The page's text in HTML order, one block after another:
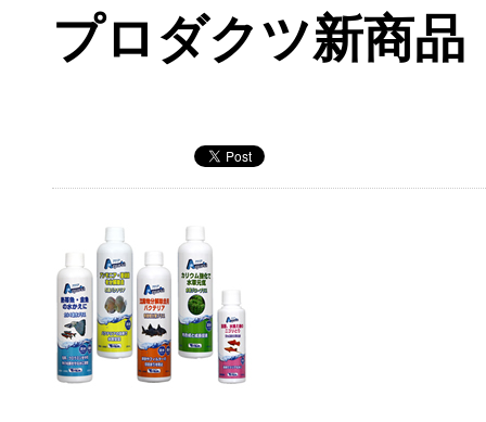
プロダクツ新商品